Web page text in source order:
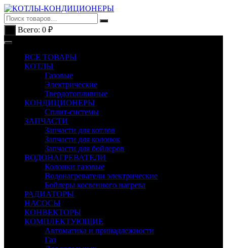
Перейти
к
содержимому
Всего: 0 ₽
ВСЕ ТОВАРЫ
КОТЛЫ
Газовые
Электрические
Твердотопливные
КОНДИЦИОНЕРЫ
Сплит-системы
ЗАПЧАСТИ
Запчасти для котлов
Запчасти для колонок
Запчасти для бойлеров
ВОДОНАГРЕВАТЕЛИ
Колонки газовые
Водонагреватели электрические
Бойлеры косвенного нагрева
РАДИАТОРЫ
НАСОСЫ
КОНВЕКТОРЫ
КОМПЛЕКТУЮЩИЕ
Автоматика и принадлежности
Газ